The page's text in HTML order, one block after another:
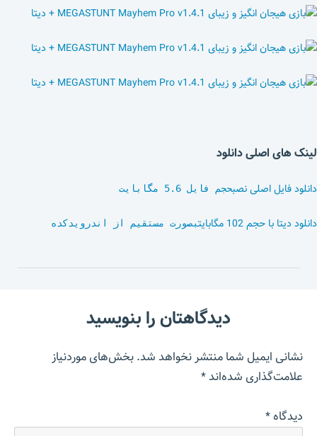
لینک های اصلی دانلود
دانلود فایل اصلی نصبحجم فایل 5.6 مگابایت
دانلود دیتا با حجم 102 مگابایت بصورت مستقیم از اندرویدکده
دیدگاهتان را بنویسید
نشانی ایمیل شما منتشر نخواهد شد.بخش‌های موردنیاز
علامت‌گذاری شده‌اند*
دیدگاه*